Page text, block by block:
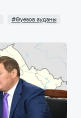
#Әуезов ауданы